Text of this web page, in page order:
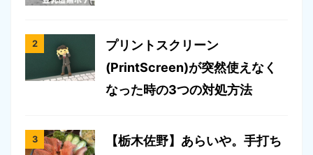
プリントスクリーン
(PrintScreen)が突然使えなく
なった時の3つの対処方法
【栃木佐野】あらいや。手打ち